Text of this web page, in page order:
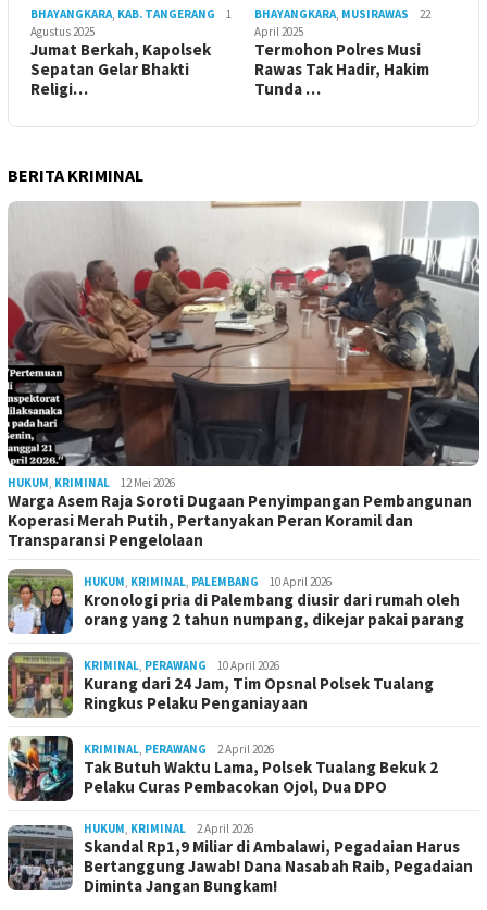
BHAYANGKARA KAB. TANGERANG
1
Agustus 2025
Jumat Berkah, Kapolsek
Sepatan Gelar Bhakti
Religi…
BHAYANGKARA MUSIRAWAS
22
April 2025
Termohon Polres Musi
Rawas Tak Hadir, Hakim
Tunda …
BERITA KRIMINAL
HUKUM KRIMINAL 12 Mei 2026
Warga Asem Raja Soroti Dugaan Penyimpangan Pembangunan
Koperasi Merah Putih, Pertanyakan Peran Koramil dan
Transparansi Pengelolaan
HUKUM KRIMINAL PALEMBANG 10 April 2026
Kronologi pria di Palembang diusir dari rumah oleh
orang yang 2 tahun numpang, dikejar pakai parang
KRIMINAL PERAWANG 10 April 2026
Kurang dari 24 Jam, Tim Opsnal Polsek Tualang
Ringkus Pelaku Penganiayaan
KRIMINAL PERAWANG 2 April 2026
Tak Butuh Waktu Lama, Polsek Tualang Bekuk 2
Pelaku Curas Pembacokan Ojol, Dua DPO
HUKUM KRIMINAL 2 April 2026
Skandal Rp1,9 Miliar di Ambalawi, Pegadaian Harus
Bertanggung Jawab! Dana Nasabah Raib, Pegadaian
Diminta Jangan Bungkam!